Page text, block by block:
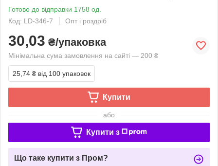
Готово до відправки 1758 од.
Код: LD-346-7
Опт і роздріб
30,03 ₴/упаковка
Мінімальна сума замовлення на сайті — 200 ₴
25,74 ₴ від 100 упаковок
Купити
або
Купити з
Що таке купити з Пром?